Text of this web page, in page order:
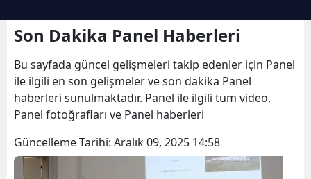
Son Dakika Panel Haberleri
Bu sayfada güncel gelişmeleri takip edenler için Panel
ile ilgili en son gelişmeler ve son dakika Panel
haberleri sunulmaktadır. Panel ile ilgili tüm video,
Panel fotoğrafları ve Panel haberleri
Güncelleme Tarihi: Aralık 09, 2025 14:58